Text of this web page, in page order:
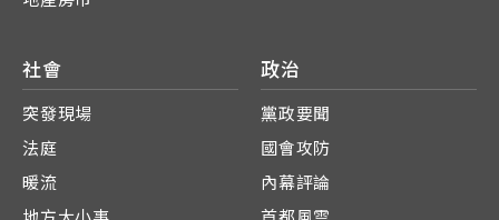
社會
突發現場
法庭
暖流
政治
黨政要聞
國會攻防
內幕評論